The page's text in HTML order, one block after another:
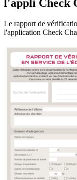
l'appli Check
Le rapport de
l'application Check